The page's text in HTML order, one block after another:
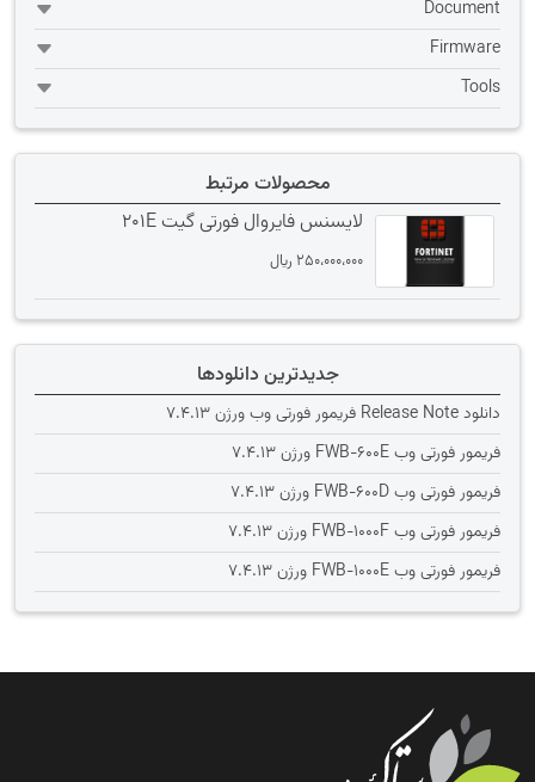
Document
Firmware
Tools
محصولات مرتبط
لایسنس فایروال فورتی گیت 201E
250،000،000 ﷼
جدیدترین دانلودها
دانلود Release Note فریمور فورتی وب ورژن 7.4.13
فریمور فورتی وب FWB-600E ورژن 7.4.13
فریمور فورتی وب FWB-600D ورژن 7.4.13
فریمور فورتی وب FWB-1000F ورژن 7.4.13
فریمور فورتی وب FWB-1000E ورژن 7.4.13